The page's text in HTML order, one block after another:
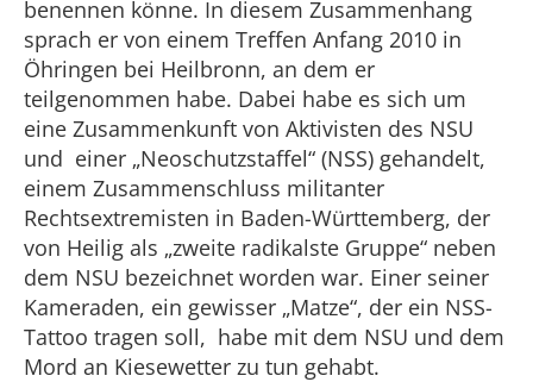
benennen könne. In diesem Zusammenhang
sprach er von einem Treffen Anfang 2010 in
Öhringen bei Heilbronn, an dem er
teilgenommen habe. Dabei habe es sich um
eine Zusammenkunft von Aktivisten des NSU
und einer „Neoschutzstaffel“ (NSS) gehandelt,
einem Zusammenschluss militanter
Rechtsextremisten in Baden-Württemberg, der
von Heilig als „zweite radikalste Gruppe“ neben
dem NSU bezeichnet worden war. Einer seiner
Kameraden, ein gewisser „Matze“, der ein NSS-
Tattoo tragen soll, habe mit dem NSU und dem
Mord an Kiesewetter zu tun gehabt.